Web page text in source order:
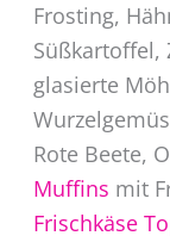
Frosting,
Süßkartoffel,
glasierte
Rote Beete,
Muffins mit
Frischkäse